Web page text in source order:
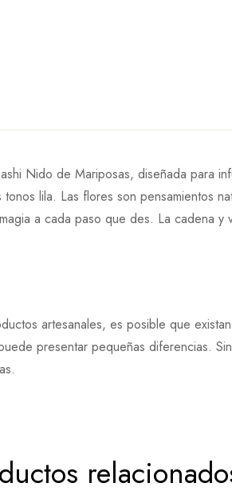
Nido de Mariposas, diseñada para
tonos lila. Las flores son pensamientos
a cada paso que des. La cadena
artesanales, es posible que
presentar pequeñas diferencias.